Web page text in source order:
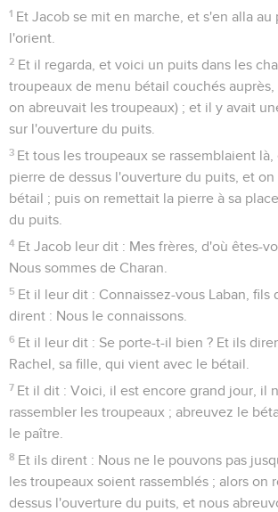
1 Et Jacob se mit en marche, et s'en alla au
l'orient.
2 Et il regarda, et voici un puits dans les
troupeaux de menu bétail couchés auprès,
on abreuvait les troupeaux) ; et il y avait
sur l'ouverture du puits.
3 Et tous les troupeaux se rassemblaient
pierre de dessus l'ouverture du puits, et
bétail ; puis on remettait la pierre à sa
du puits.
4 Et Jacob leur dit : Mes frères, d'où êtes-
Nous sommes de Charan.
5 Et il leur dit : Connaissez-vous Laban, fils
dirent : Nous le connaissons.
6 Et il leur dit : Se porte-t-il bien ? Et ils
Rachel, sa fille, qui vient avec le bétail.
7 Et il dit : Voici, il est encore grand jour, il
rassembler les troupeaux ; abreuvez le
le paître.
8 Et ils dirent : Nous ne le pouvons pas
les troupeaux soient rassemblés ; alors on
dessus l'ouverture du puits, et nous